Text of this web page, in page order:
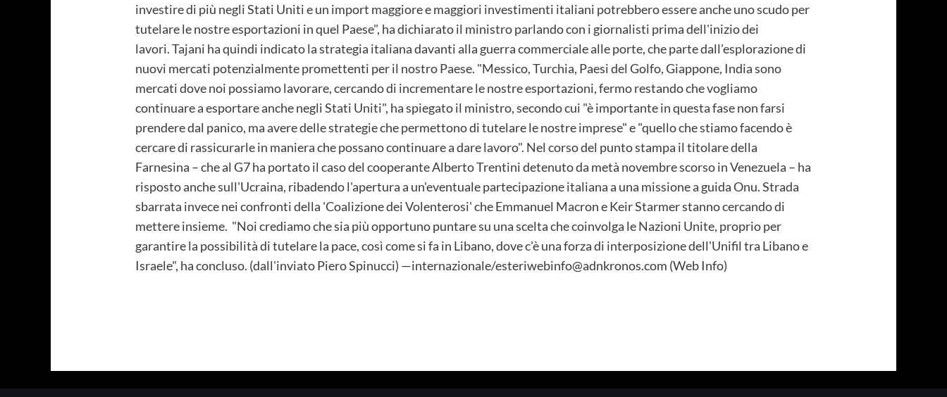
investire di più negli Stati Uniti e un import maggiore e maggiori investimenti italiani potrebbero essere anche uno scudo per
tutelare le nostre esportazioni in quel Paese", ha dichiarato il ministro parlando con i giornalisti prima dell'inizio dei
lavori. Tajani ha quindi indicato la strategia italiana davanti alla guerra commerciale alle porte, che parte dall'esplorazione di
nuovi mercati potenzialmente promettenti per il nostro Paese. "Messico, Turchia, Paesi del Golfo, Giappone, India sono
mercati dove noi possiamo lavorare, cercando di incrementare le nostre esportazioni, fermo restando che vogliamo
continuare a esportare anche negli Stati Uniti", ha spiegato il ministro, secondo cui "è importante in questa fase non farsi
prendere dal panico, ma avere delle strategie che permettono di tutelare le nostre imprese" e "quello che stiamo facendo è
cercare di rassicurarle in maniera che possano continuare a dare lavoro". Nel corso del punto stampa il titolare della
Farnesina – che al G7 ha portato il caso del cooperante Alberto Trentini detenuto da metà novembre scorso in Venezuela – ha
risposto anche sull'Ucraina, ribadendo l'apertura a un'eventuale partecipazione italiana a una missione a guida Onu. Strada
sbarrata invece nei confronti della 'Coalizione dei Volenterosi' che Emmanuel Macron e Keir Starmer stanno cercando di
mettere insieme. "Noi crediamo che sia più opportuno puntare su una scelta che coinvolga le Nazioni Unite, proprio per
garantire la possibilità di tutelare la pace, così come si fa in Libano, dove c'è una forza di interposizione dell'Unifil tra Libano e
Israele", ha concluso. (dall'inviato Piero Spinucci) —internazionale/esteriwebinfo@adnkronos.com (Web Info)